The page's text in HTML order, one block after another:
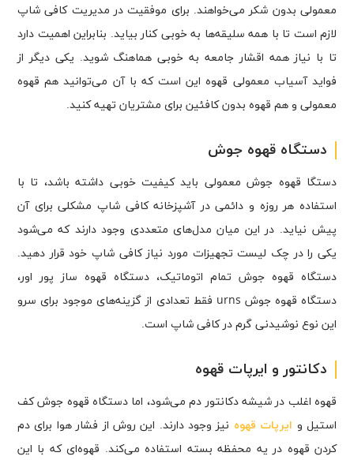
معمولی بدون شکر می‌خواهند. برای موفقیت در مدیریت کافی شاپ
لازم است تا با همه سلیقه‌ها به خوبی کنار بیاید. بنابراین اهمیت دارد
تا با نیاز همه اقشار جامعه به خوبی هماهنگ شوید. یکی دیگر از
فواید آسیاب معمولی قهوه این است که با آن می‌توانید هم قهوه
معمولی و هم قهوه بدون کافئین برای مشتریان تهیه کنید.
دستگاه قهوه‌ جوش
دستگا قهوه جوش معمولی باید کیفیت خوبی داشته باشد، تا با
استفاده هر روزه و دائمی در آشپزخانه کافی شاپ مشکلی برای آن
پیش نیاید. در این میان مدل‌های متعددی وجود دارند که می‌شود
یکی را در چک لیست تجهیزات مورد نیاز کافی شاپ خود قرار دهید.
دستگاه قهوه جوش تمام اتوماتیک، دستگاه قهوه ساز پور اور،
دستگاه قهوه جوش urns فقط تعدادی از گزینه‌های موجود برای سرو
این نوع نوشیدنی گرم در کافی شاپ است.
دکانتور و ایرپات قهوه
قهوه اغلب در شیشه دکانتور دم می‌شود، اما دستگاه قهوه جوش کف
استیل و ایرپات قهوه نیز وجود دارند. این روش از فشار هوا برای دم
کردن قهوه در یه محفظه بسته استفاده می‌کند. قهوه‌ای که با این